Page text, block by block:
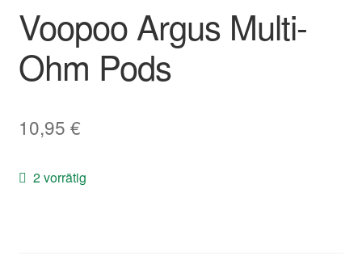
Liquids
Big Puff
Basen & Nikotin
Zubehör
Voopoo Argus Multi-
Ohm Pods
10,95 €
2 vorrätig